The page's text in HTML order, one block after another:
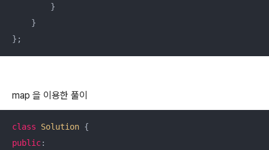
        }
    }
};
map 을 이용한 풀이
class Solution {
public: